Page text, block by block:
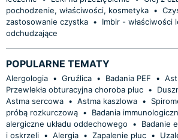
pochodzenie, właściwości, kosmetyka •
zastosowanie czystka •
Imbir - właściwości
odchudzające
POPULARNE TEMATY
Alergologia • Gruźlica • Badania PEF •
Przewlekła obturacyjna choroba płuc •
Astma sercowa • Astma kaszlowa •
próbą rozkurczową • Badania
alergiczne układu oddechowego
•
Badanie
i oskrzeli • Alergia • Zapalenie płuc •